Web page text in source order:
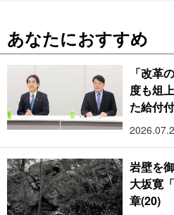
あなたにおすすめ
「改革
度も俎
た給付
岩壁を
大坂寛
章(20)